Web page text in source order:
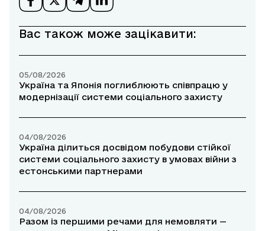
Вас також може зацікавити:
05/08/2026
Україна та Японія поглиблюють співпрацю у
модернізації системи соціального захисту
04/08/2026
Україна ділиться досвідом побудови стійкої
системи соціального захисту в умовах війни з
естонськими партнерами
04/08/2026
Разом із першими речами для немовляти —